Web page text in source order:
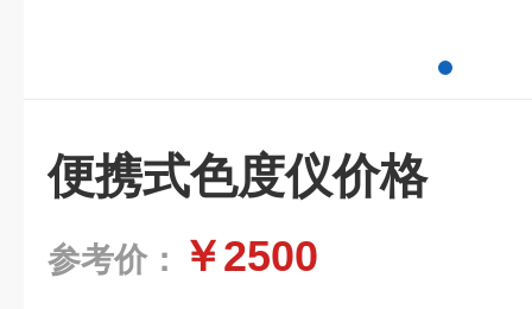
便携式色度仪价格
参考价： ￥2500